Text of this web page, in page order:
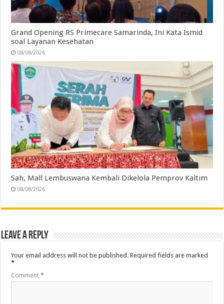
Grand Opening RS Primecare Samarinda, Ini Kata Ismid
soal Layanan Kesehatan
08/08/2026
Sah, Mall Lembuswana Kembali Dikelola Pemprov Kaltim
08/08/2026
Leave a Reply
Your email address will not be published. Required fields are marked
*
Comment*